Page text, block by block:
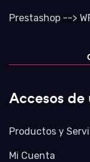
Prestashop -->
Accesos de
Productos y
Mi Cuenta